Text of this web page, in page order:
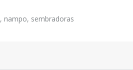
, nampo, sembradoras